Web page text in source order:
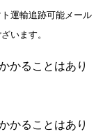
運輸追跡可能メール
います。
かることはあり
かることはあり